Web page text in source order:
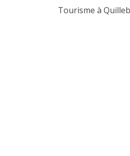
Tourisme à